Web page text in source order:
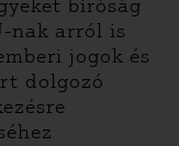
bíróság
nak arról is
jogok és
dolgozó